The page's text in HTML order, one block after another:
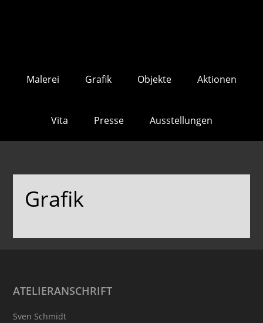
Malerei Grafik Objekte Aktionen
Vita Presse Ausstellungen
Grafik
Footer
ATELIERANSCHRIFT
Sven Schmidt